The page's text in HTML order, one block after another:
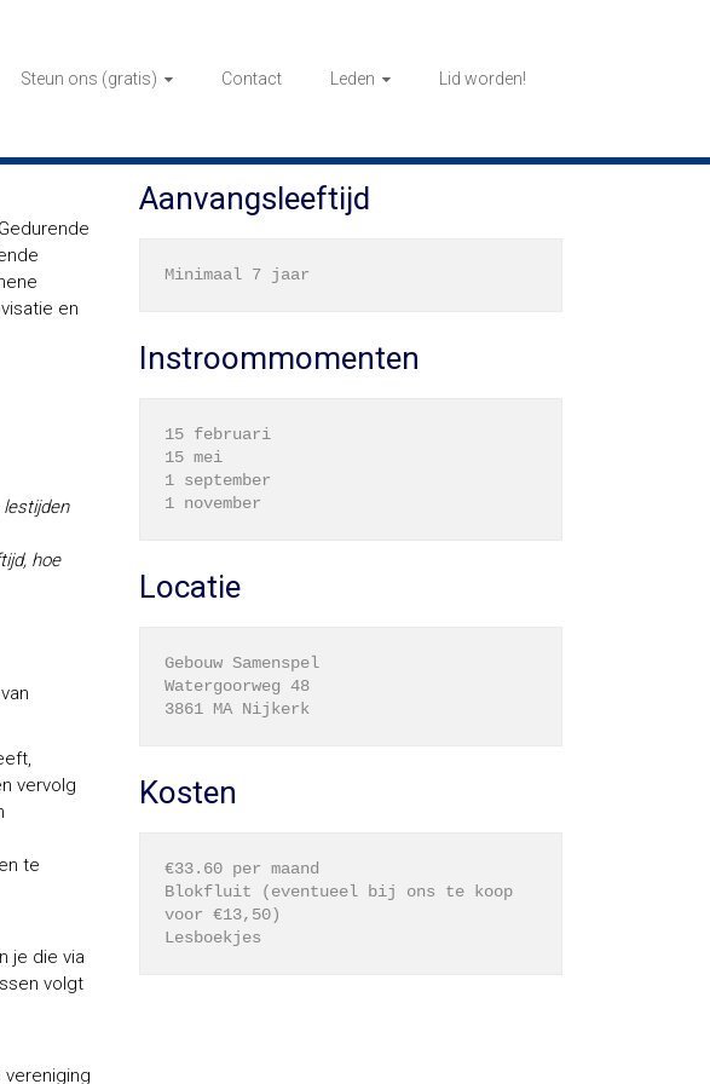
Steun ons (gratis) Contact Leden Lid worden!
en
hoe
vervolg
te
je die via
volgt
vereniging
Aanvangsleeftijd
Instroommomenten
15 februari
15 mei
1 september
Locatie
Gebouw Samenspel
Watergoorweg 48
Kosten
€33.60 per maand
Blokfluit (eventueel bij ons te koop
voor €13,50)